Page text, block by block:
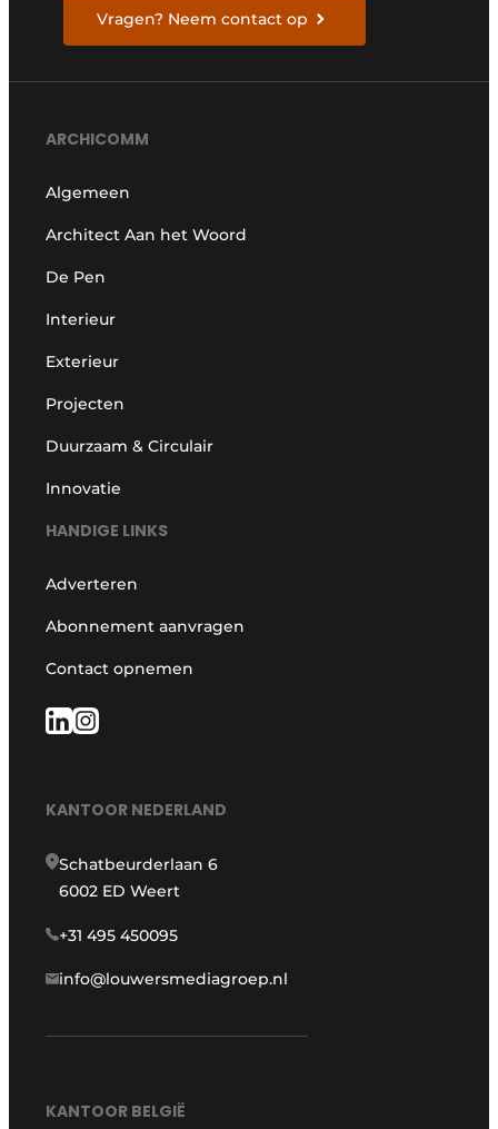
Vragen? Neem contact op
ARCHICOMM
Algemeen
Architect Aan het Woord
De Pen
Interieur
Exterieur
Projecten
Duurzaam & Circulair
Innovatie
HANDIGE LINKS
Adverteren
Abonnement aanvragen
Contact opnemen
KANTOOR NEDERLAND
Schatbeurderlaan 6
6002 ED Weert
+31 495 450095
info@louwersmediagroep.nl
KANTOOR BELGIË